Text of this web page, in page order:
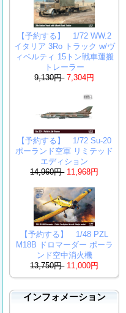
【予約する】 1/72 WW.2
イタリア 3Ro トラック w/ヴ
ィベルティ 15トン戦車運搬
トレーラー
9,130円 7,304円
【予約する】 1/72 Su-20
ポーランド空軍 リミテッド
エディション
14,960円 11,968円
【予約する】 1/48 PZL
M18B ドロマーダー ポーラ
ンド空中消火機
13,750円 11,000円
インフォメーション